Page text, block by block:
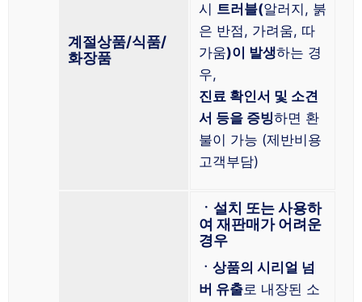
계절상품/식품/
화장품
시 트러블(알러지, 붉
은 반점, 가려움, 따
가움)이 발생하는 경
우,
진료 확인서 및 소견
서 등을 증빙하면 환
불이 가능 (제반비용
고객부담)
ㆍ설치 또는 사용하
여 재판매가 어려운
경우
ㆍ상품의 시리얼 넘
버 유출로 내장된 소